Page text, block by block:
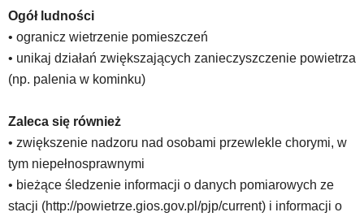
Ogół ludności
• ogranicz wietrzenie pomieszczeń
• unikaj działań zwiększających zanieczyszczenie powietrza
(np. palenia w kominku)
Zaleca się również
• zwiększenie nadzoru nad osobami przewlekle chorymi, w
tym niepełnosprawnymi
• bieżące śledzenie informacji o danych pomiarowych ze
stacji (http://powietrze.gios.gov.pl/pjp/current) i informacji o